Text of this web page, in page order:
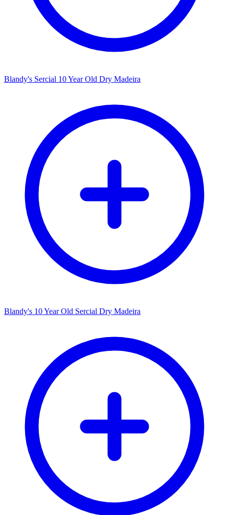
Blandy's Sercial 10 Year Old Dry Madeira
Blandy's 10 Year Old Sercial Dry Madeira